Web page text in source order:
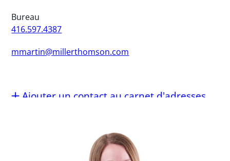
Bureau
416.597.4387
mmartin@millerthomson.com
Ajouter un contact au carnet d'adresses